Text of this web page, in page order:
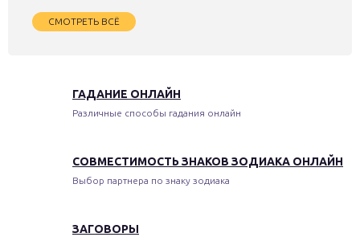
СМОТРЕТЬ ВСЁ
ГАДАНИЕ ОНЛАЙН
Различные способы гадания онлайн
СОВМЕСТИМОСТЬ ЗНАКОВ ЗОДИАКА ОНЛАЙН
Выбор партнера по знаку зодиака
ЗАГОВОРЫ